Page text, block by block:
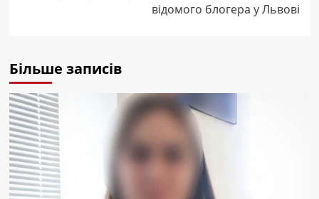
відомого блогера у Львові
Більше записів